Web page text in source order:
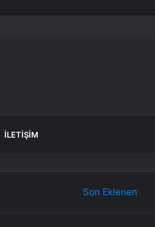
İLETIŞIM
Son Eklenen